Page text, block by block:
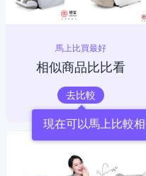
馬上比買最好
相似商品比比看
去比較
現在可以馬上比較相